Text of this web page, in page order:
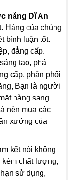
năng Dĩ An
Hàng của chúng
bình luận tốt.
đẳng cấp.
tạo, phá
cấp, phân phối
Bạn là người
hàng sang
nên mua các
xưởng của
kết nói không
kém chất lượng,
sử dụng,